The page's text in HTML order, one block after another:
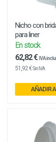
Nicho con
para liner
En stock
62,82 € IVA
51,92 €Sin IVA
AÑADIR